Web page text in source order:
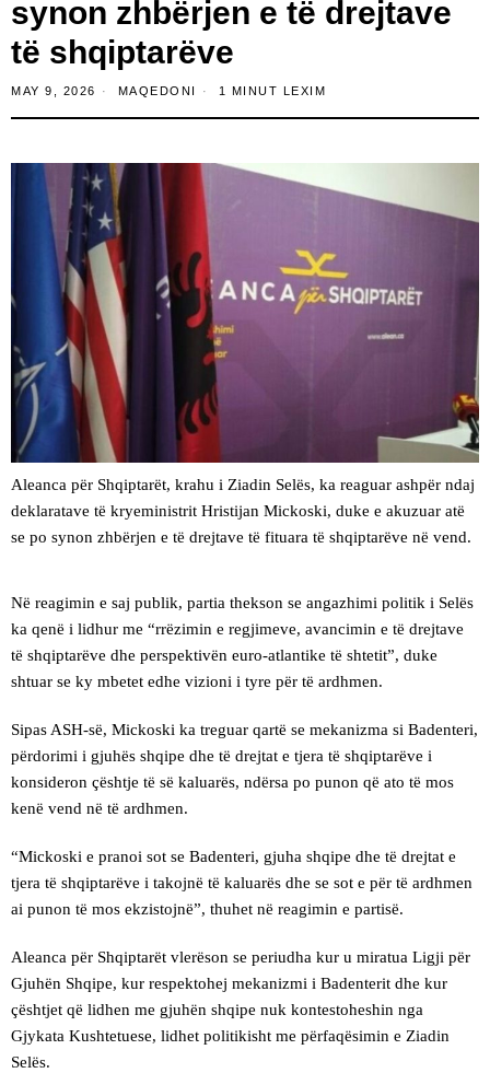
synon zhbërjen e të drejtave
të shqiptarëve
MAY 9, 2026 MAQEDONI 1 MINUT LEXIM
Aleanca për Shqiptarët, krahu i Ziadin Selës, ka reaguar ashpër ndaj
deklaratave të kryeministrit Hristijan Mickoski, duke e akuzuar atë
se po synon zhbërjen e të drejtave të fituara të shqiptarëve në vend.
Në reagimin e saj publik, partia thekson se angazhimi politik i Selës
ka qenë i lidhur me “rrëzimin e regjimeve, avancimin e të drejtave
të shqiptarëve dhe perspektivën euro-atlantike të shtetit”, duke
shtuar se ky mbetet edhe vizioni i tyre për të ardhmen.
Sipas ASH-së, Mickoski ka treguar qartë se mekanizma si Badenteri,
përdorimi i gjuhës shqipe dhe të drejtat e tjera të shqiptarëve i
konsideron çështje të së kaluarës, ndërsa po punon që ato të mos
kenë vend në të ardhmen.
“Mickoski e pranoi sot se Badenteri, gjuha shqipe dhe të drejtat e
tjera të shqiptarëve i takojnë të kaluarës dhe se sot e për të ardhmen
ai punon të mos ekzistojnë”, thuhet në reagimin e partisë.
Aleanca për Shqiptarët vlerëson se periudha kur u miratua Ligji për
Gjuhën Shqipe, kur respektohej mekanizmi i Badenterit dhe kur
çështjet që lidhen me gjuhën shqipe nuk kontestoheshin nga
Gjykata Kushtetuese, lidhet politikisht me përfaqësimin e Ziadin
Selës.